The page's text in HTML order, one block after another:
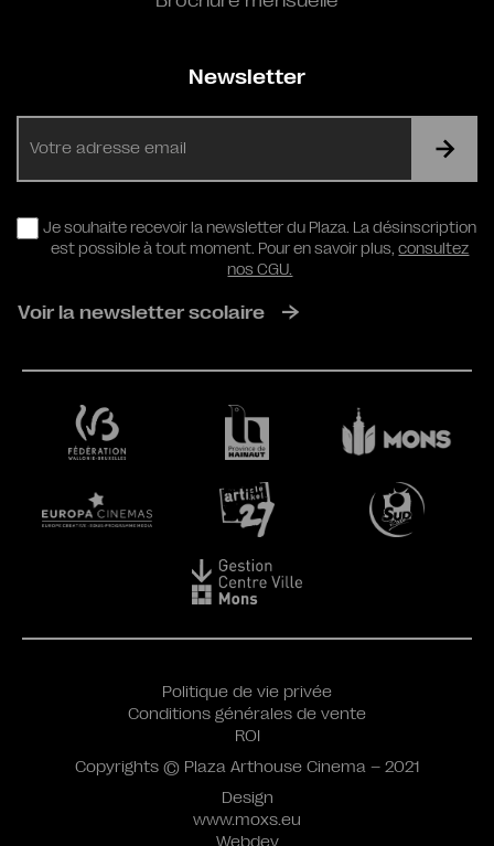
Newsletter
RGPD
Je souhaite recevoir la newsletter du Plaza. La désinscription
est possible à tout moment. Pour en savoir plus,consultez
nos CGU.
Voir la newsletter scolaire
Design
www.moxs.eu
Politique de vie privée
Conditions générales de vente
ROI
Copyrights © Plaza Arthouse Cinema – 2021